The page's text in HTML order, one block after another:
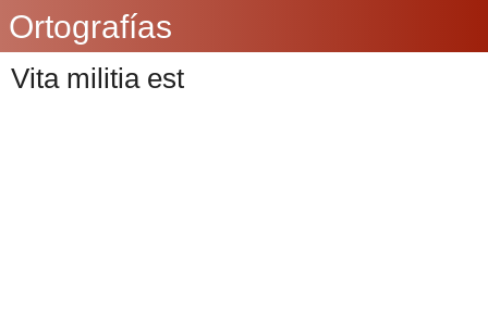
Ortografías
Vita militia est